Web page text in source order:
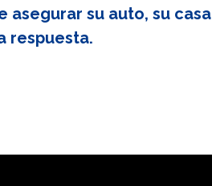
asegurar su auto, su casa
respuesta.